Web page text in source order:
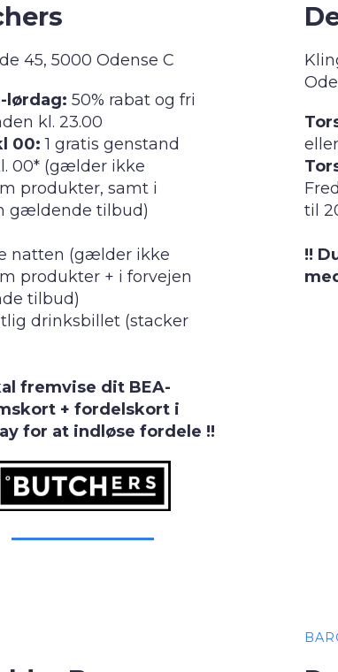
45, 5000 Odense C
lørdag: 50% rabat og fri
kl. 23.00
00:1 gratis genstand
00* (gælder ikke
produkter, samt i
gældende tilbud)
natten (gælder ikke
produkter + i forvejen
tilbud)
drinksbillet (stacker
fremvise dit BEA-
+ fordelskort i
for at indløse fordele !!
til
!!